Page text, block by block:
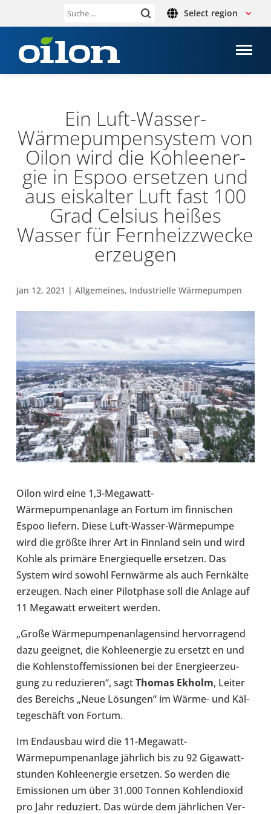
Suche Select region
Ein Luft-​Wasser-
Wärmepumpensystem von
Oilon wird die Koh­le­en­er­
gie in Espoo erset­zen und
aus eis­kal­ter Luft fast 100
Grad Celsius heißes
Wasser für Fern­heiz­zwe­cke
erzeu­gen
Jan 12, 2021 | All­ge­mei­nes, Indus­tri­elle Wär­me­pum­pen
Oilon wird eine 1,3-​Megawatt-
Wärmepumpenanlage an Fortum im fin­ni­schen
Espoo liefern. Diese Luft-​Wasser-Wärmepumpe
wird die größte ihrer Art in Finn­land sein und wird
Kohle als primäre Ener­gie­quelle erset­zen. Das
System wird sowohl Fern­wärme als auch Fern­kälte
erzeu­gen. Nach einer Pilot­phase soll die Anlage auf
11 Mega­watt erwei­tert werden.
„Große Wär­me­pum­pen­an­la­gen­sind her­vor­ra­gend
dazu geeig­net, die Koh­le­en­er­gie zu ersetzt en und
die Koh­len­stoff­emis­sio­nen bei der Ener­gie­er­zeu­
gung zu redu­zie­ren“, sagtThomas Ekholm, Leiter
des Bereichs „Neue Lösun­gen“ im Wärme- und Käl­
te­ge­schäft von Fortum.
Im End­aus­bau wird die 11-​Megawatt-
Wärmepumpenanlage jähr­lich bis zu 92 Giga­watt­
stun­den Koh­le­en­er­gie erset­zen. So werden die
Emis­sio­nen um über 31.000 Tonnen Koh­len­di­oxid
pro Jahr redu­ziert. Das würde dem jähr­li­chen Ver­